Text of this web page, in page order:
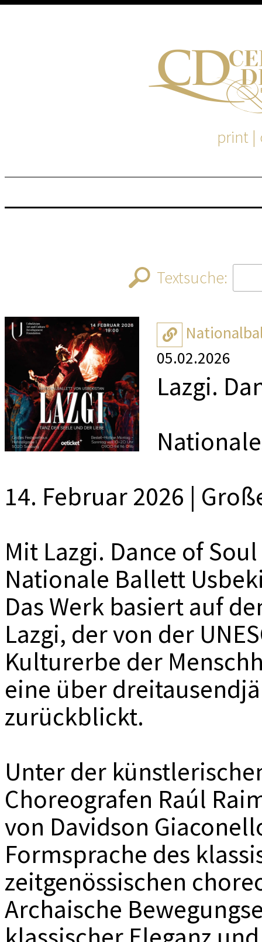
print |
CD
50
Textsuche:
05.02.2026
Lazgi.
14. Februar 2026 |
Mit Lazgi. Dance of
Nationale Ballett
Das Werk basiert auf
Lazgi, der von der
Kulturerbe der
eine über
zurückblickt.
Unter der
Choreografen Raúl
von Davidson
Formsprache des
zeitgenössischen
Archaische